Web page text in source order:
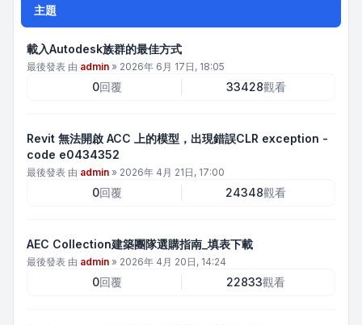
主題
載入Autodesk族群的最佳方式
最後發表 由 admin » 2026年 6月 17日, 18:05
0回覆 33428觀看
Revit 無法開啟 ACC 上的模型，出現錯誤CLR exception -
code e0434352
最後發表 由 admin » 2026年 4月 21日, 17:00
0回覆 24348觀看
AEC Collection建築團隊選購指南_填表下載
最後發表 由 admin » 2026年 4月 20日, 14:24
0回覆 22833觀看